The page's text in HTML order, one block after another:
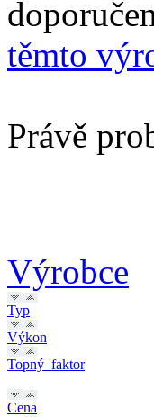
těmto
Právě
Výrobce
Typ
Výkon
Topný_faktor
Cena